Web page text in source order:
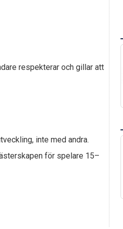
respekterar och gillar att
inte med andra.
för spelare 15–